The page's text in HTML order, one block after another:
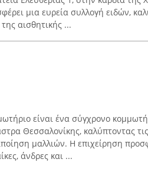
μια ευρεία συλλογή ειδών,
αισθητικής ...
είναι ένα σύγχρονο
Θεσσαλονίκης, καλύπτοντας
μαλλιών. Η επιχείρηση
άνδρες και ...